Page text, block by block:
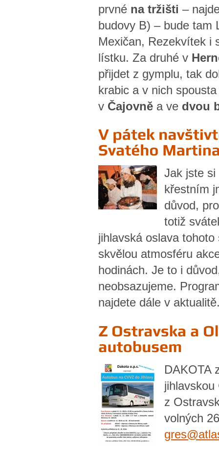
prvné na tržišti –
budovy B) – bude tam
Mexičan, Rezekvítek i
lístku. Za druhé v
přijdet z gymplu, tak
krabic a v nich
v Čajovně a ve dvou
Jak jste si
křestním
důvod,
totiž
jihlavská oslava
skvělou atmosféru
hodinách. Je to i
neobsazujeme.
najdete dále v
DAKOTA
z
volných
gres@